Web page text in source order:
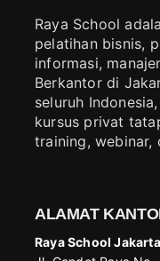
Raya School
pelatihan bisnis,
informasi,
Berkantor di
seluruh
kursus privat
training, webinar,
ALAMAT
Raya School Jakarta